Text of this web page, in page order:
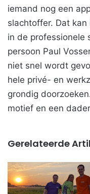
iemand nog een
slachtoffer. Dat
in de professionele
persoon Paul
niet snel wordt
hele privé- en
grondig
motief en een
Gerelateerde